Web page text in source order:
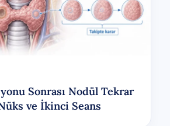
Sonrası Nodül Tekrar
ve İkinci Seans